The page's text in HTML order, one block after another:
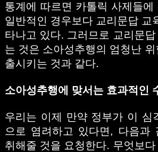
통계에 따르면 카톨릭 사제들
일반적인 경우보다 교리문답 교
타나고 있다. 그러므로 교리문
는 것은 소아성추행의 엄청난
출시키는 것과 같다.
소아성추행에 맞서는 효과적인
우리는 이제 만약 정부가 이 심
으로 염려하고 있다면, 다음과
취해줄 것을 요청한다. 무엇보